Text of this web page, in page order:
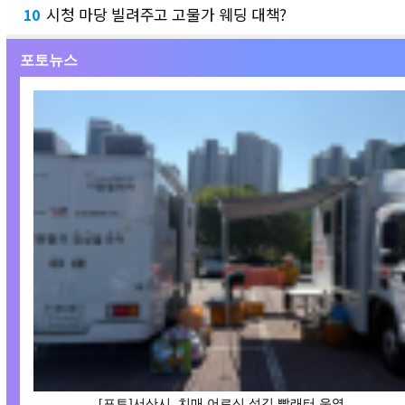
10 시청 마당 빌려주고 고물가 웨딩 대책?
포토뉴스